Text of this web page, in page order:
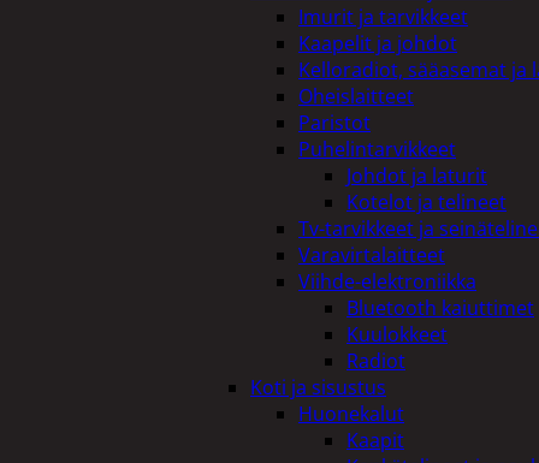
Imurit ja tarvikkeet
Kaapelit ja johdot
Kelloradiot, sääasemat
Oheislaitteet
Paristot
Puhelintarvikkeet
Johdot ja laturit
Kotelot ja telineet
Tv-tarvikkeet ja
Varavirtalaitteet
Viihde-elektroniikka
Bluetooth kaiuttimet
Kuulokkeet
Radiot
Koti ja sisustus
Huonekalut
Kaapit